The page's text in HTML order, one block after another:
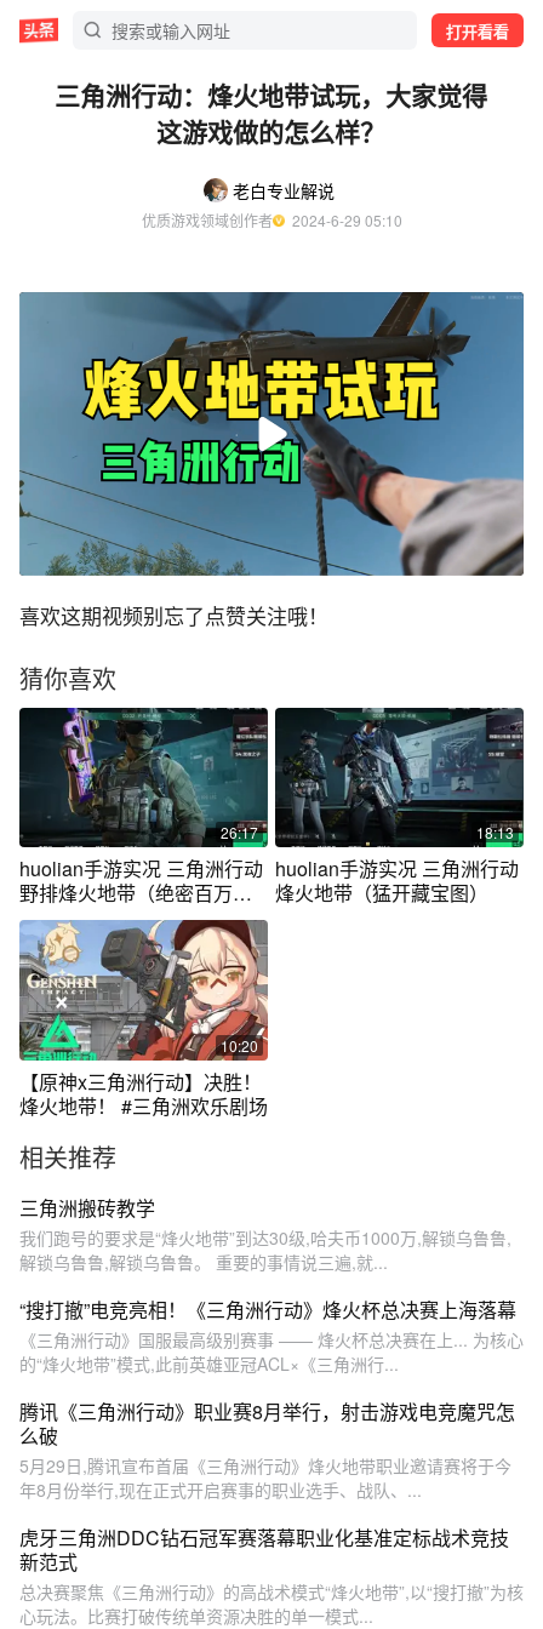
打开看看
三角洲行动：烽火地带试玩，大家觉得
这游戏做的怎么样？
老白专业解说
优质游戏领域创作者
  2024-6-29 05:10
喜欢这期视频别忘了点赞关注哦！
猜你喜欢
26:17
huolian手游实况 三角洲行动
野排烽火地带（绝密百万
局）
18:13
huolian手游实况 三角洲行动
烽火地带（猛开藏宝图）
10:20
【原神x三角洲行动】决胜！
烽火地带！ #三角洲欢乐剧场
相关推荐
三角洲搬砖教学
我们跑号的要求是“烽火地带”到达30级,哈夫币1000万,解锁乌鲁鲁,
解锁乌鲁鲁,解锁乌鲁鲁。 重要的事情说三遍,就...
“搜打撤”电竞亮相！《三角洲行动》烽火杯总决赛上海落幕
《三角洲行动》国服最高级别赛事 —— 烽火杯总决赛在上... 为核心
的“烽火地带”模式,此前英雄亚冠ACL×《三角洲行...
腾讯《三角洲行动》职业赛8月举行，射击游戏电竞魔咒怎
么破
5月29日,腾讯宣布首届《三角洲行动》烽火地带职业邀请赛将于今
年8月份举行,现在正式开启赛事的职业选手、战队、...
虎牙三角洲DDC钻石冠军赛落幕职业化基准定标战术竞技
新范式
总决赛聚焦《三角洲行动》的高战术模式“烽火地带”,以“搜打撤”为核
心玩法。比赛打破传统单资源决胜的单一模式...